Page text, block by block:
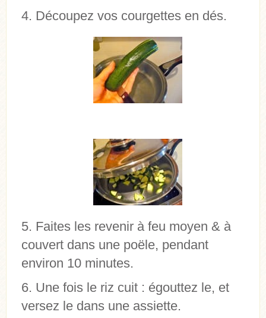
Découpez vos courgettes en dés.
Faites les revenir à feu moyen & à
couvert dans une poële, pendant
environ 10 minutes.
Une fois le riz cuit : égouttez le, et
versez le dans une assiette.